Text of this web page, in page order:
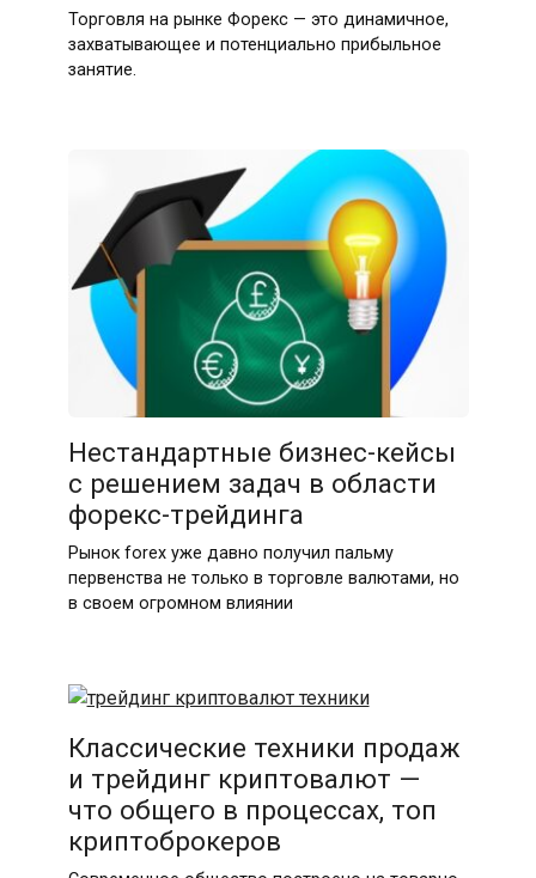
Торговля на рынке Форекс — это динамичное,
захватывающее и потенциально прибыльное
занятие.
Нестандартные бизнес-кейсы
с решением задач в области
форекс-трейдинга
Рынок forex уже давно получил пальму
первенства не только в торговле валютами, но
в своем огромном влиянии
Классические техники продаж
и трейдинг криптовалют —
что общего в процессах, топ
криптоброкеров